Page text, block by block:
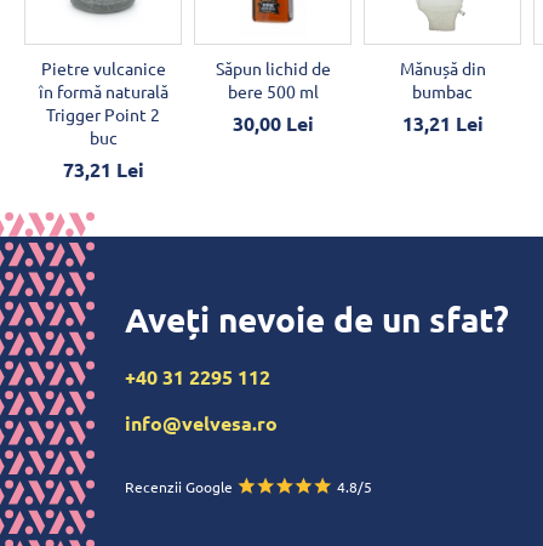
Pietre vulcanice
în formă naturală
Trigger Point 2
buc
73,21 Lei
Săpun lichid de
bere 500 ml
30,00 Lei
Mănușă din
bumbac
13,21 Lei
Aveți nevoie de un sfat?
+40 31 2295 112
info@velvesa.ro
Recenzii Google 4.8/5